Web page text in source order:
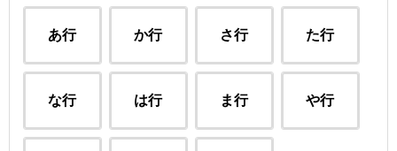
あ行 か行 さ行 た行
な行 は行 ま行 や行